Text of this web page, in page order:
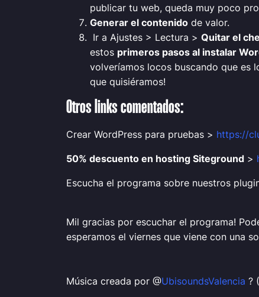
publicar tu web, queda muy poco
Generar el contenido de valor.
Ir a Ajustes > Lectura > Quitar el
estos primeros pasos al instalar
volveríamos locos buscando que es
que quisiéramos!
Otros links comentados:
Crear WordPress para pruebas > https://
50% descuento en hosting Siteground >
Escucha el programa sobre nuestros
Mil gracias por escuchar el programa!
esperamos el viernes que viene con una
Música creada por @UbisoundsValencia ?